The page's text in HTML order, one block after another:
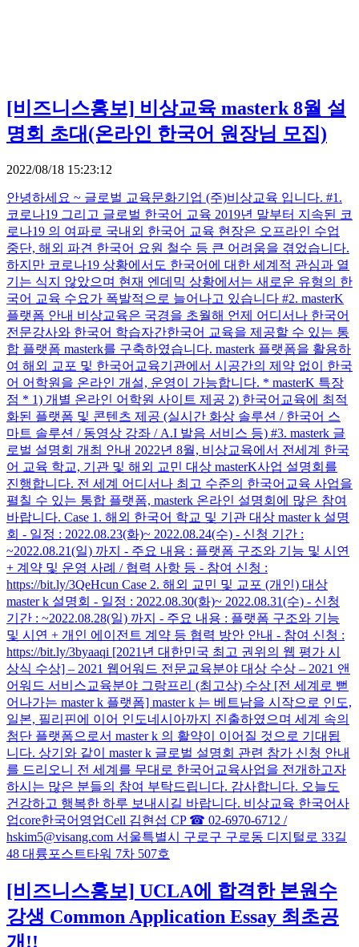
[비즈니스홍보] 비상교육 masterk 8월 설
명회 초대(온라인 한국어 원장님 모집)
2022/08/18 15:23:12
안녕하세요 ~ 글로벌 교육문화기업 (주)비상교육 입니다. #1.
코로나19 그리고 글로벌 한국어 교육 2019년 말부터 지속된 코
로나19 의 여파로 국내외 한국어 교육 현장은 오프라인 수업
중단, 해외 파견 한국어 요원 철수 등 큰 어려움을 겪었습니다.
하지만 코로나19 상황에서도 한국어에 대한 세계적 관심과 열
기는 식지 않았으며 현재 엔데믹 상황에서는 새로운 유형의 한
국어 교육 수요가 폭발적으로 늘어나고 있습니다 #2. masterK
플랫폼 안내 비상교육은 국경을 초월해 언제 어디서나 한국어
전문강사와 한국어 학습자간한국어 교육을 제공할 수 있는 통
합 플랫폼 masterk를 구축하였습니다. masterk 플랫폼을 활용하
여 해외 교포 및 한국어교육기관에서 시공간의 제약 없이 한국
어 어학원을 온라인 개설, 운영이 가능합니다. * masterK 특장
점 * 1) 개별 온라인 어학원 사이트 제공 2) 한국어교육에 최적
화된 플랫폼 및 콘텐츠 제공 (실시간 화상 솔루션 / 한국어 스
마트 솔루션 / 동영상 강좌 / A.I 발음 서비스 등) #3. masterk 글
로벌 설명회 개최 안내 2022년 8월, 비상교육에서 전세계 한국
어 교육 학교, 기관 및 해외 교민 대상 masterK사업 설명회를
진행합니다. 전 세계 어디서나 최고 수준의 한국어교육 사업을
펼칠 수 있는 통합 플랫폼, masterk 온라인 설명회에 많은 참여
바랍니다. Case 1. 해외 한국어 학교 및 기관 대상 master k 설명
회 - 일정 : 2022.08.23(화)~ 2022.08.24(수) - 신청 기간 :
~2022.08.21(일) 까지 - 주요 내용 : 플랫폼 구조와 기능 및 시연
+ 계약 및 운영 사례 / 협력 사항 등 - 참여 신청 :
https://bit.ly/3QeHcun Case 2. 해외 교민 및 교포 (개인) 대상
master k 설명회 - 일정 : 2022.08.30(화)~ 2022.08.31(수) - 신청
기간 : ~2022.08.28(일) 까지 - 주요 내용 : 플랫폼 구조와 기능
및 시연 + 개인 에이전트 계약 등 협력 방안 안내 - 참여 신청 :
https://bit.ly/3byaaqi [2021년 대한민국 최고 권위의 웹 평가 시
상식 수상] – 2021 웹어워드 전문교육분야 대상 수상 – 2021 앤
어워드 서비스교육분야 그랑프리 (최고상) 수상 [전 세계로 뻗
어나가는 master k 플랫폼] master k 는 베트남을 시작으로 인도,
일본, 필리핀에 이어 인도네시아까지 진출하였으며 세계 속의
첨단 플랫폼으로서 master k 의 활약이 이어질 것으로 기대됩
니다. 상기와 같이 master k 글로벌 설명회 관련 참가 신청 안내
를 드리오니 전 세계를 무대로 한국어교육사업을 전개하고자
하시는 많은 분들의 참여 부탁드립니다. 감사합니다. 오늘도
건강하고 행복한 하루 보내시길 바랍니다. 비상교육 한국어사
업core한국어영업Cell 김현섭 CP ☎ 02-6970-6712 /
hskim5@visang.com 서울특별시 구로구 구로동 디지털로 33길
48 대륭포스트타워 7차 507호
[비즈니스홍보] UCLA에 합격한 본원수
강생 Common Application Essay 최초공
개!!